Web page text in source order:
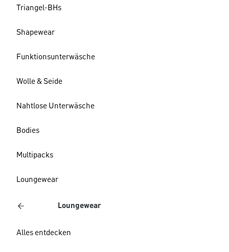
Triangel-BHs
Shapewear
Funktionsunterwäsche
Wolle & Seide
Nahtlose Unterwäsche
Bodies
Multipacks
Loungewear
Loungewear
Alles entdecken